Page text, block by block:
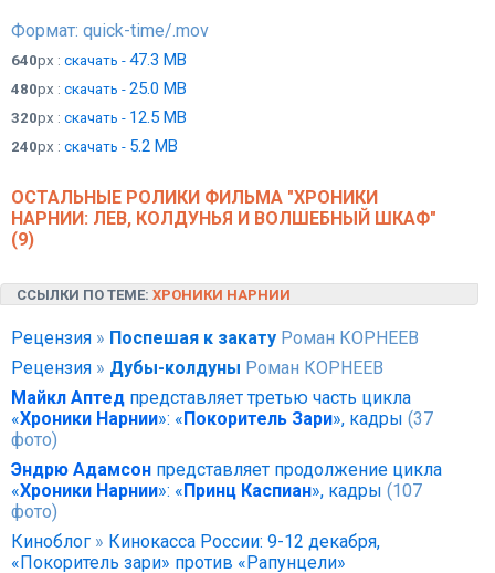
Формат: quick-time/.mov
640px : скачать - 47.3 MB
480px : скачать - 25.0 MB
320px : скачать - 12.5 MB
240px : скачать - 5.2 MB
ОСТАЛЬНЫЕ РОЛИКИ ФИЛЬМА "ХРОНИКИ
НАРНИИ: ЛЕВ, КОЛДУНЬЯ И ВОЛШЕБНЫЙ ШКАФ"
(9)
ССЫЛКИ ПО ТЕМЕ: ХРОНИКИ НАРНИИ
Рецензия » Поспешая к закату Роман КОРНЕЕВ
Рецензия » Дубы-колдуны Роман КОРНЕЕВ
Майкл Аптед представляет третью часть цикла
«Хроники Нарнии»: «Покоритель Зари», кадры (37
фото)
Эндрю Адамсон представляет продолжение цикла
«Хроники Нарнии»: «Принц Каспиан», кадры (107
фото)
Киноблог » Кинокасса России: 9-12 декабря,
«Покоритель зари» против «Рапунцели»